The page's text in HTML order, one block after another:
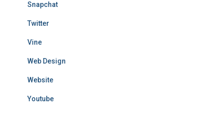
Snapchat
Twitter
Vine
Web Design
Website
Youtube